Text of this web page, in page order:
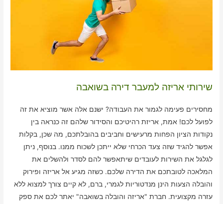
שירותי אריזה למעבר דירה בשואבה
מחסירים פעימה לגמור את העבודה? ישנם אלה אשר מוציא את זה
לפועל לכם! אמת, אריזת רהיטיכם והסידור שלהם זה כנראה בין
נקודות הציון הפחות מרעישים וחביבים בהובלתכם, מה שכן, בקלות
אפשר להגיד שזה צעד הכרחי שלא ייתכן לשכוח ממנו. בנוסף, ניתן
לגלגל את השירות לעובדים שיתאפשר להם לסדר ולהשלים את
המלאכה לטובתכם את הדירה שלכם. כשזה מגיע אל אריזה ופירוק
והובלה הצעות הינן מנדטוריות לגמרי, ברם, לא קיים צורך למצוא ללא
עזרה מקצועית. חברת "אריזה והובלה בשואבה" יאתר לכם את ספק